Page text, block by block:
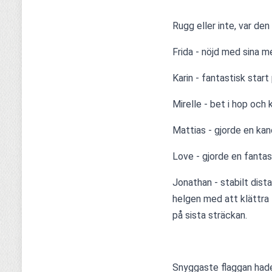
Rugg eller inte, var
Frida - nöjd med sina
Karin - fantastisk
Mirelle - bet i hop och
Mattias - gjorde en
Love - gjorde en
Jonathan - stabilt
helgen med att
på sista sträckan.
Snyggaste flaggan